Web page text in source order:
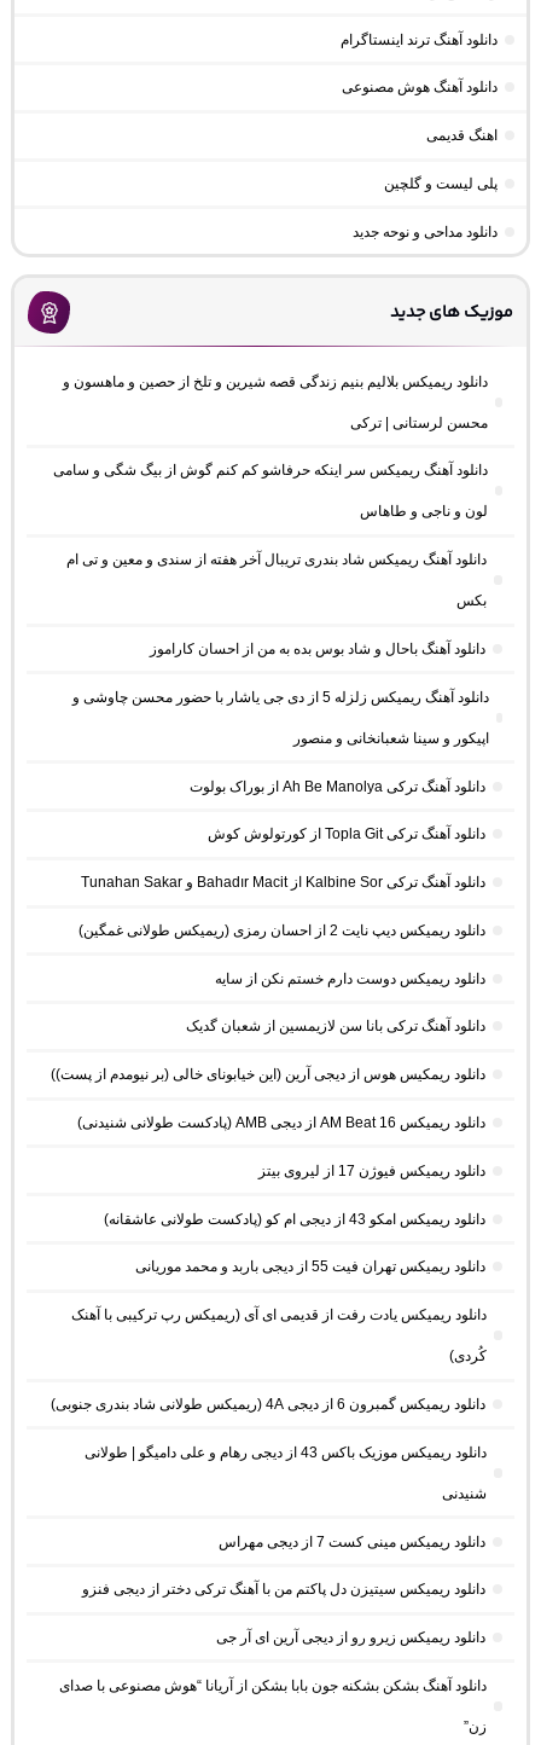
دانلود آهنگ ترند اینستاگرام
دانلود آهنگ هوش مصنوعی
اهنگ قدیمی
پلی لیست و گلچین
دانلود مداحی و نوحه جدید
موزیک های جدید
دانلود ریمیکس بلالیم بنیم زندگی قصه شیرین و تلخ از حصین و ماهسون و
محسن لرستانی | ترکی
دانلود آهنگ ریمیکس سر اینکه حرفاشو کم کنم گوش از بیگ شگی و سامی
لون و ناجی و طاهاس
دانلود آهنگ ریمیکس شاد بندری تریبال آخر هفته از سندی و معین و تی ام
بکس
دانلود آهنگ باحال و شاد بوس بده به من از احسان کاراموز
دانلود آهنگ ریمیکس زلزله 5 از دی جی یاشار با حضور محسن چاوشی و
اپیکور و سینا شعبانخانی و منصور
دانلود آهنگ ترکی Ah Be Manolya از بوراک بولوت
دانلود آهنگ ترکی Topla Git از کورتولوش کوش
دانلود آهنگ ترکی Kalbine Sor از Bahadır Macit و Tunahan Sakar
دانلود ریمیکس دیپ نایت 2 از احسان رمزی (ریمیکس طولانی غمگین)
دانلود ریمیکس دوست دارم خستم نکن از سایه
دانلود آهنگ ترکی بانا سن لازیمسین از شعبان گدیک
دانلود ریمکیس هوس از دیجی آرین (این خیابونای خالی (بر نیومدم از پست))
دانلود ریمیکس AM Beat 16 از دیجی AMB (پادکست طولانی شنیدنی)
دانلود ریمیکس فیوژن 17 از لیروی بیتز
دانلود ریمیکس امکو 43 از دیجی ام کو (پادکست طولانی عاشقانه)
دانلود ریمیکس تهران فیت 55 از دیجی باربد و محمد موریانی
دانلود ریمیکس یادت رفت از قدیمی ای آی (ریمیکس رپ ترکیبی با آهنک
کُردی)
دانلود ریمیکس گمبرون 6 از دیجی 4A (ریمیکس طولانی شاد بندری جنوبی)
دانلود ریمیکس موزیک باکس 43 از دیجی رهام و علی دامیگو | طولانی
شنیدنی
دانلود ریمیکس مینی کست 7 از دیجی مهراس
دانلود ریمیکس سیتیزن دل پاکتم من با آهنگ ترکی دختر از دیجی فنزو
دانلود ریمیکس زیرو رو از دیجی آرین ای آر جی
دانلود آهنگ بشکن بشکنه جون بابا بشکن از آریانا “هوش مصنوعی با صدای
زن”